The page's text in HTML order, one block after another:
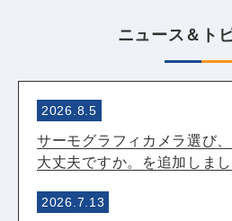
ニュース＆ト
2026.8.5
サーモグラフィカメラ選び
大丈夫ですか。を追加しまし
2026.7.13